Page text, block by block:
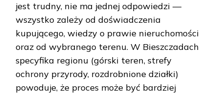
jest trudny, nie ma jednej odpowiedzi —
wszystko zależy od doświadczenia
kupującego, wiedzy o prawie nieruchomości
oraz od wybranego terenu. W Bieszczadach
specyfika regionu (górski teren, strefy
ochrony przyrody, rozdrobnione działki)
powoduje, że proces może być bardziej